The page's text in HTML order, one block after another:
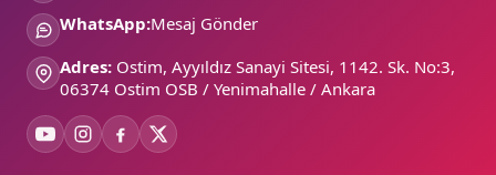
WhatsApp:Mesaj Gönder
Adres: Ostim, Ayyıldız Sanayi Sitesi, 1142. Sk. No:3,
06374 Ostim OSB / Yenimahalle / Ankara